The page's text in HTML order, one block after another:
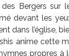
Bergers sur
devant les
dans l’église,
anime cette
propres à